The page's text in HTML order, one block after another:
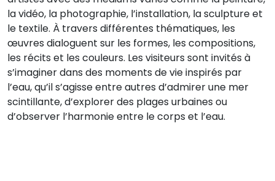
la vidéo, la photographie, l’installation, la sculpture et
le textile. À travers différentes thématiques, les
œuvres dialoguent sur les formes, les compositions,
les récits et les couleurs. Les visiteurs sont invités à
s’imaginer dans des moments de vie inspirés par
l’eau, qu’il s’agisse entre autres d’admirer une mer
scintillante, d’explorer des plages urbaines ou
d’observer l’harmonie entre le corps et l’eau.